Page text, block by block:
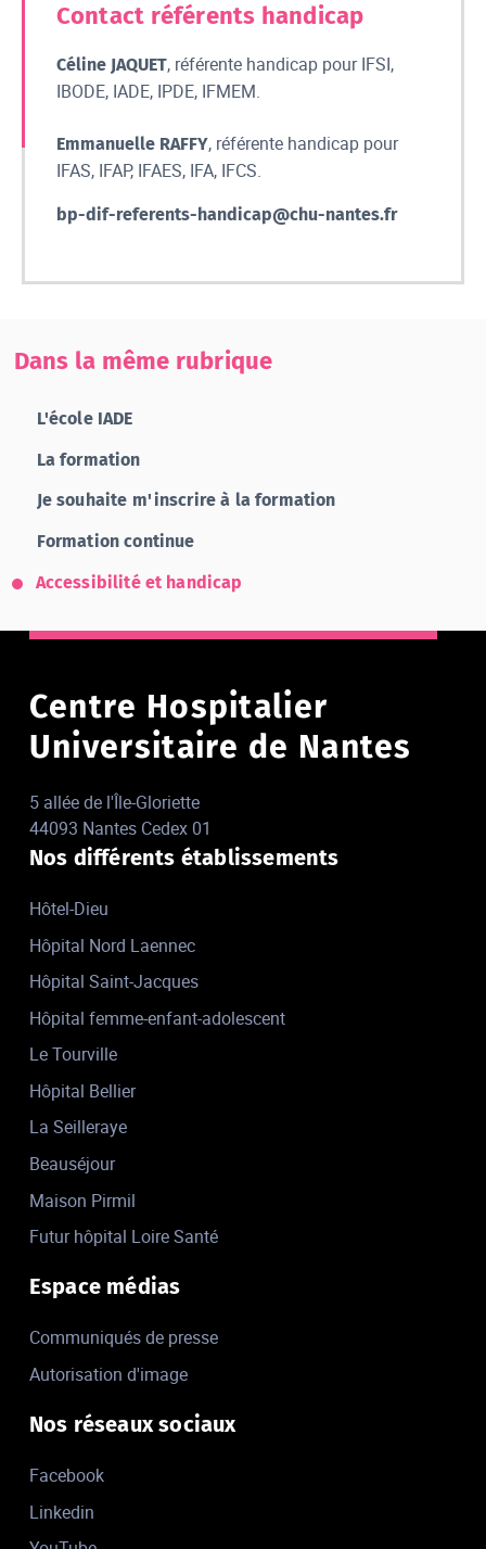
Contact référents handicap
Céline JAQUET, référente handicap pour IFSI,
IBODE, IADE, IPDE, IFMEM.
Emmanuelle RAFFY, référente handicap pour
IFAS, IFAP, IFAES, IFA, IFCS.
bp-dif-referents-handicap@chu-nantes.fr
Dans la même rubrique
L'école IADE
La formation
Je souhaite m'inscrire à la formation
Formation continue
Accessibilité et handicap
Centre Hospitalier
Universitaire de Nantes
5 allée de l'Île-Gloriette
44093 Nantes Cedex 01
Nos différents établissements
Hôtel-Dieu
Hôpital Nord Laennec
Hôpital Saint-Jacques
Hôpital femme-enfant-adolescent
Le Tourville
Hôpital Bellier
La Seilleraye
Beauséjour
Maison Pirmil
Futur hôpital Loire Santé
Espace médias
Communiqués de presse
Autorisation d'image
Nos réseaux sociaux
Facebook
Linkedin